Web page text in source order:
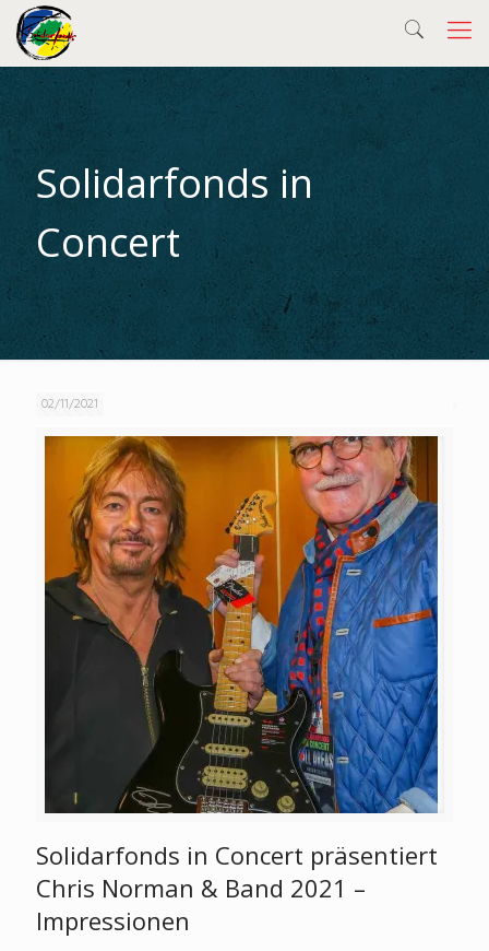
Solidarfonds in
Concert
02/11/2021
Solidarfonds in Concert präsentiert
Chris Norman & Band 2021 –
Impressionen